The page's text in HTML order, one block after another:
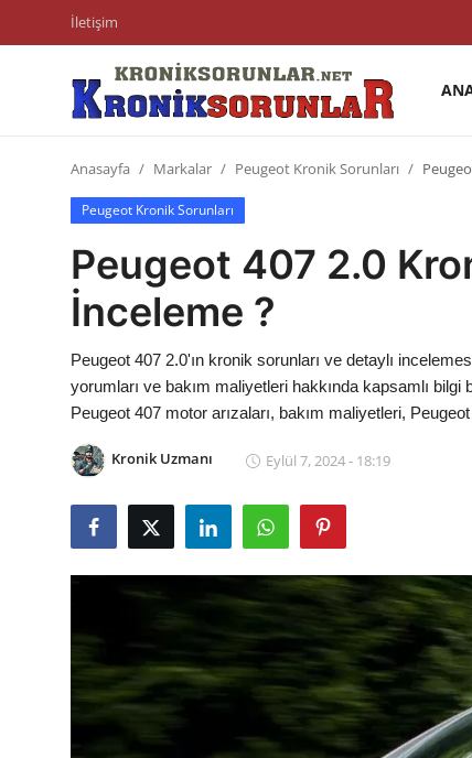
İletişim
Trafik & Cezalar
Sigorta & Kasko
Vergi & ÖTV & MTV
Sorgulamalar
İkinci El & Alım-Satım
Bakım & Arıza Çözümleri
Kiralama & Filo
Sürüş & Güvenlik
Anasayfa Markalar Peugeot Kronik Sorunları
Peugeot Kronik Sorunları
Peugeot 407 2.0
İnceleme ?
Peugeot 407 2.0'ın kronik sorunları ve detaylı
yorumları ve bakım maliyetleri hakkında kapsamlı
Peugeot 407 motor arızaları, bakım maliyetleri,
Kronik Uzmanı Eylül 7, 2024 - 18:19